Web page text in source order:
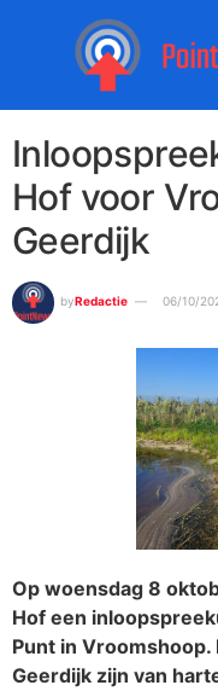
Hof voor
Geerdijk
byRedactie 06/10/
Op woensdag 8
Hof een
Punt in
Geerdijk zijn van